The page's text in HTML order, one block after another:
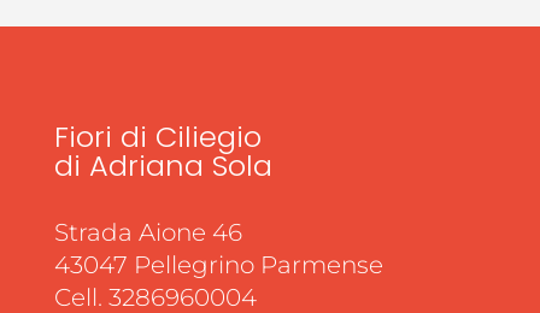
Fiori di Ciliegio
di Adriana Sola
Strada Aione 46
43047 Pellegrino Parmense
Cell. 3286960004